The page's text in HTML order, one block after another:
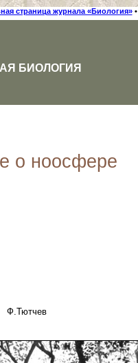
страница журнала «Биология»•
БИОЛОГИЯ
о ноосфере
Ф.Тютчев